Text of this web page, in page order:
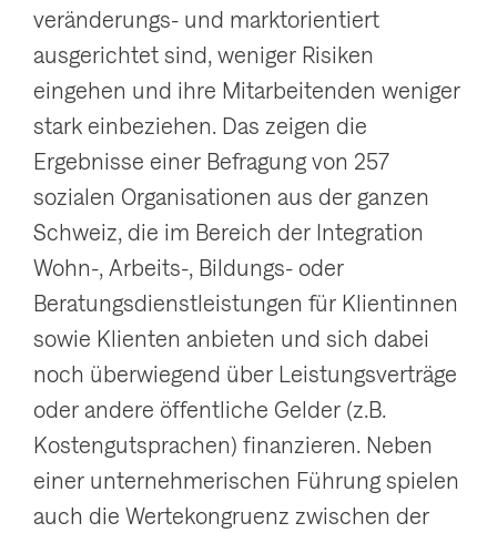
veränderungs- und marktorientiert
ausgerichtet sind, weniger Risiken
eingehen und ihre Mitarbeitenden weniger
stark einbeziehen. Das zeigen die
Ergebnisse einer Befragung von 257
sozialen Organisationen aus der ganzen
Schweiz, die im Bereich der Integration
Wohn-, Arbeits-, Bildungs- oder
Beratungsdienstleistungen für Klientinnen
sowie Klienten anbieten und sich dabei
noch überwiegend über Leistungsverträge
oder andere öffentliche Gelder (z.B.
Kostengutsprachen) finanzieren. Neben
einer unternehmerischen Führung spielen
auch die Wertekongruenz zwischen der